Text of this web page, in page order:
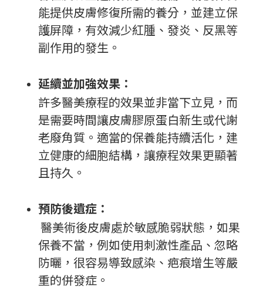
能提供皮膚修復所需的養分，並建立保
護屏障，有效減少紅腫、發炎、反黑等
副作用的發生。
延續並加強效果：
許多醫美療程的效果並非當下立見，而
是需要時間讓皮膚膠原蛋白新生或代謝
老廢角質。適當的保養能持續活化，建
立健康的細胞結構，讓療程效果更顯著
且持久。
預防後遺症：
醫美術後皮膚處於敏感脆弱狀態，如果
保養不當，例如使用刺激性產品、忽略
防曬，很容易導致感染、疤痕增生等嚴
重的併發症。